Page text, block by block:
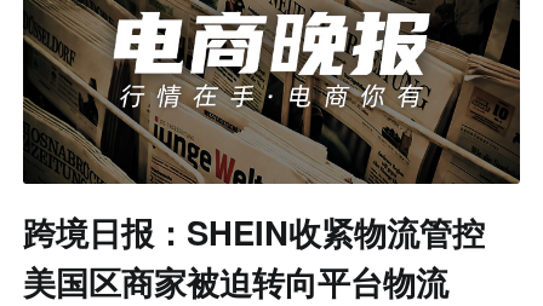
跨境日报：SHEIN收紧物流管控
美国区商家被迫转向平台物流